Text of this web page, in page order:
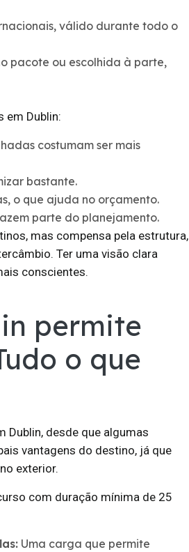
válido durante todo o
pacote ou escolhida à parte,
em Dublin:
costumam ser mais
bastante.
o que ajuda no orçamento.
parte do planejamento.
mas compensa pela estrutura,
Ter uma visão clara
conscientes.
permite
o que
Dublin, desde que algumas
vantagens do destino, já que
exterior.
com duração mínima de 25
Uma carga que permite